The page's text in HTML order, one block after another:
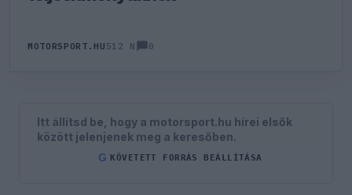
MOTORSPORT.HU 512 N 0
Itt állítsd be, hogy a motorsport.hu hírei elsők
között jelenjenek meg a keresőben.
G KÖVETETT FORRÁS BEÁLLÍTÁSA